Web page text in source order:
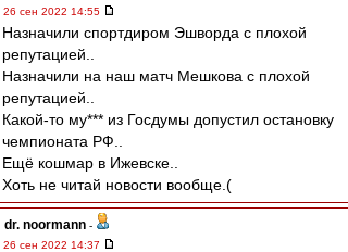
26 сен 2022 14:55
Назначили спортдиром Эшворда с плохой
репутацией..
Назначили на наш матч Мешкова с плохой
репутацией..
Какой-то му*** из Госдумы допустил остановку
чемпионата РФ..
Ещё кошмар в Ижевске..
Хоть не читай новости вообще.(
dr. noormann -
26 сен 2022 14:37